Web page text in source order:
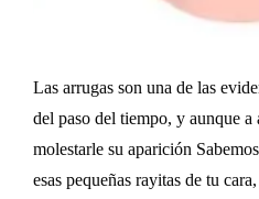
Las arrugas son una de las
del paso del tiempo, y aunque a
molestarle su aparición
esas pequeñas rayitas de tu